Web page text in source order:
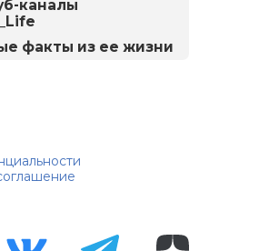
каналы
факты из ее жизни